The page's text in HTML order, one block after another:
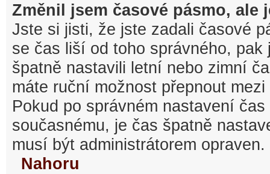
Změnil jsem časové pásmo, ale
Jste si jisti, že jste zadali časové
se čas liší od toho správného, pak
špatně nastavili letní nebo zimní
máte ruční možnost přepnout
Pokud po správném nastavení
současnému, je čas špatně
musí být administrátorem opraven.
Nahoru